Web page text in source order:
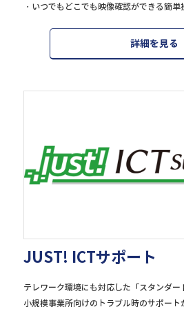
・いつでもどこでも映像確認ができる簡単
詳細を見る
JUST! ICTサポート
テレワーク環境にも対応した「スタンダー
小規模事業所向けのトラブル時のサポート